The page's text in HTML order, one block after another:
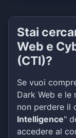
Stai
Web e
(CTI)?
Se vuoi
Dark Web e le
non perdere il
Intelligence"
accedere al